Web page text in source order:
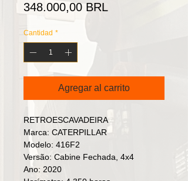
348.000,00 BRL
Cantidad *
Agregar al carrito
RETROESCAVADEIRA
Marca: CATERPILLAR
Modelo: 416F2
Versão: Cabine Fechada, 4x4
Ano: 2020